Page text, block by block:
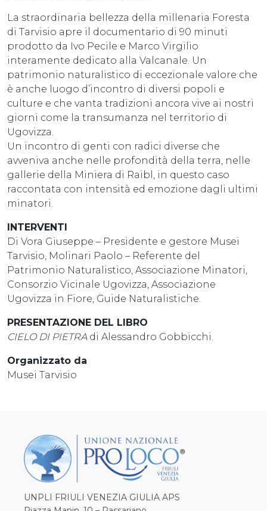
La straordinaria bellezza della millenaria Foresta
di Tarvisio apre il documentario di 90 minuti
prodotto da Ivo Pecile e Marco Virgilio
interamente dedicato alla Valcanale. Un
patrimonio naturalistico di eccezionale valore che
è anche luogo d’incontro di diversi popoli e
culture e che vanta tradizioni ancora vive ai nostri
giorni come la transumanza nel territorio di
Ugovizza.
Un incontro di genti con radici diverse che
avveniva anche nelle profondità della terra, nelle
gallerie della Miniera di Raibl, in questo caso
raccontata con intensità ed emozione dagli ultimi
minatori.
INTERVENTI
Di Vora Giuseppe – Presidente e gestore Musei
Tarvisio, Molinari Paolo – Referente del
Patrimonio Naturalistico, Associazione Minatori,
Consorzio Vicinale Ugovizza, Associazione
Ugovizza in Fiore, Guide Naturalistiche.
PRESENTAZIONE DEL LIBRO
CIELO DI PIETRA di Alessandro Gobbicchi.
Organizzato da
Musei Tarvisio
UNPLI FRIULI VENEZIA GIULIA APS